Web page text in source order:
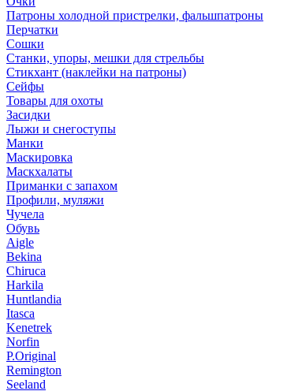
Патроны холодной пристрелки, фальшпатроны
Перчатки
Сошки
Станки, упоры, мешки для стрельбы
Стикхант (наклейки на патроны)
Сейфы
Товары для охоты
Засидки
Лыжи и снегоступы
Манки
Маскировка
Маскхалаты
Приманки с запахом
Профили, муляжи
Чучела
Обувь
Aigle
Bekina
Chiruсa
Harkila
Huntlandia
Itasca
Kenetrek
Norfin
P.Original
Remington
Seeland